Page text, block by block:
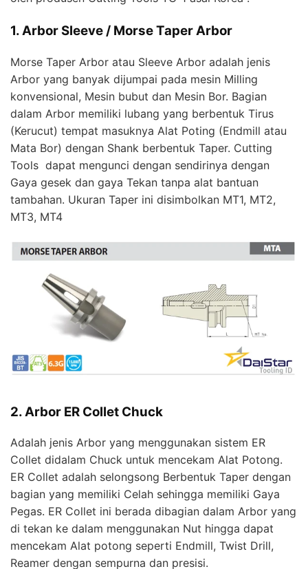
1. Arbor Sleeve / Morse Taper Arbor
Morse Taper Arbor atau Sleeve Arbor adalah jenis
Arbor yang banyak dijumpai pada mesin Milling
konvensional, Mesin bubut dan Mesin Bor. Bagian
dalam Arbor memiliki lubang yang berbentuk Tirus
(Kerucut) tempat masuknya Alat Poting (Endmill atau
Mata Bor) dengan Shank berbentuk Taper. Cutting
Tools dapat mengunci dengan sendirinya dengan
Gaya gesek dan gaya Tekan tanpa alat bantuan
tambahan. Ukuran Taper ini disimbolkan MT1, MT2,
MT3, MT4
2. Arbor ER Collet Chuck
Adalah jenis Arbor yang menggunakan sistem ER
Collet didalam Chuck untuk mencekam Alat Potong.
ER Collet adalah selongsong Berbentuk Taper dengan
bagian yang memiliki Celah sehingga memiliki Gaya
Pegas. ER Collet ini berada dibagian dalam Arbor yang
di tekan ke dalam menggunakan Nut hingga dapat
mencekam Alat potong seperti Endmill, Twist Drill,
Reamer dengan sempurna dan presisi.